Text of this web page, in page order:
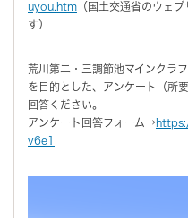
uyou.htm （国土交通省のウェ
す）
荒川第二・三調節池マインクラ
を目的とした、アンケート（所
回答ください。
アンケート回答フォーム→
v6e1